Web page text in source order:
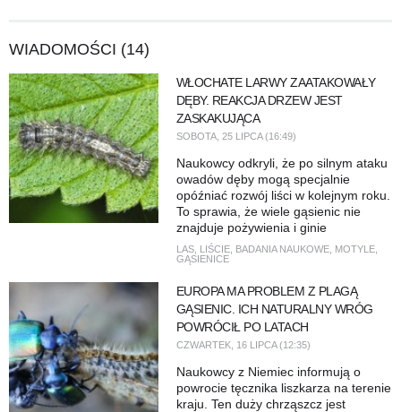
WIADOMOŚCI (14)
WŁOCHATE LARWY ZAATAKOWAŁY
DĘBY. REAKCJA DRZEW JEST
ZASKAKUJĄCA
SOBOTA, 25 LIPCA (16:49)
Naukowcy odkryli, że po silnym ataku
owadów dęby mogą specjalnie
opóźniać rozwój liści w kolejnym roku.
To sprawia, że wiele gąsienic nie
znajduje pożywienia i ginie
LAS, LIŚCIE, BADANIA NAUKOWE, MOTYLE,
GĄSIENICE
EUROPA MA PROBLEM Z PLAGĄ
GĄSIENIC. ICH NATURALNY WRÓG
POWRÓCIŁ PO LATACH
CZWARTEK, 16 LIPCA (12:35)
Naukowcy z Niemiec informują o
powrocie tęcznika liszkarza na terenie
kraju. Ten duży chrząszcz jest